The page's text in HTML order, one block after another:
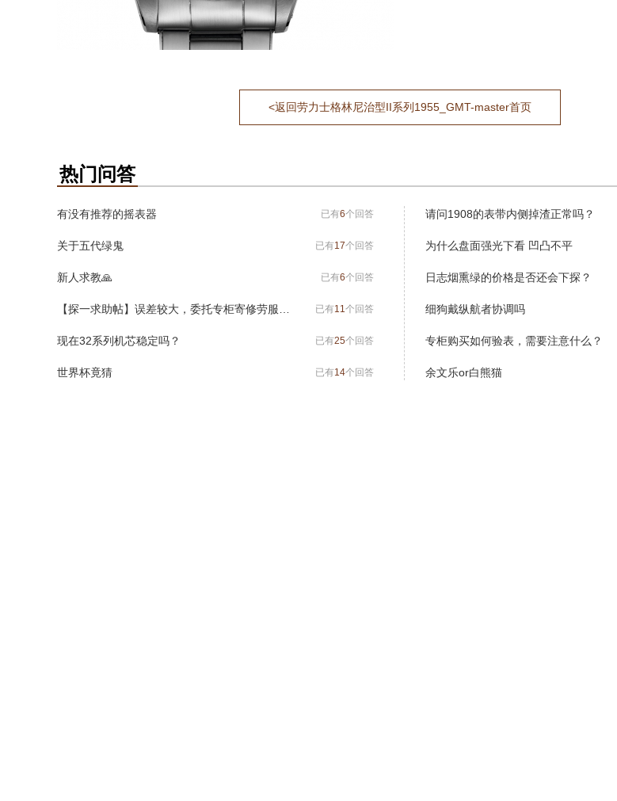
<返回劳力士格林尼治型II系列1955_GMT-master首页
热门问答
有没有推荐的摇表器 已有6个回答
关于五代绿鬼 已有17个回答
新人求教🙏 已有6个回答
已有11个回答
现在32系列机芯稳定吗？ 已有25个回答
世界杯竟猜 已有14个回答
请问1908的表带内侧掉渣正常吗？
为什么盘面强光下看 凹凸不平
日志烟熏绿的价格是否还会下探？
细狗戴纵航者协调吗
专柜购买如何验表，需要注意什么？
余文乐or白熊猫